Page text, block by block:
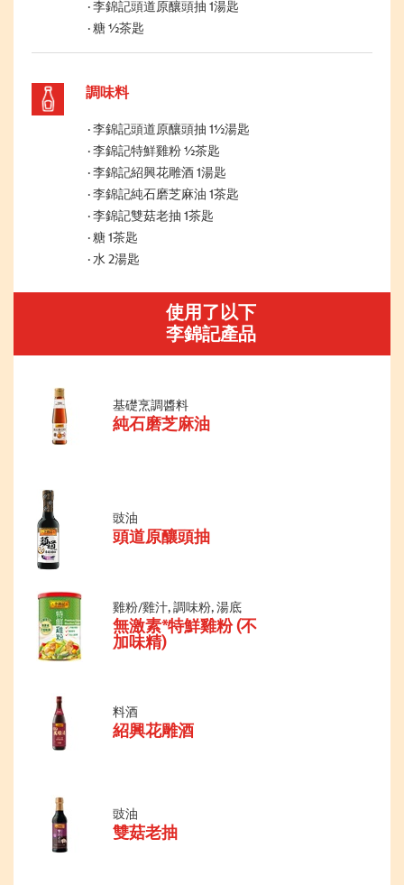
李錦記頭道原釀頭抽 1湯匙
糖 ½茶匙
調味料
李錦記頭道原釀頭抽 1½湯匙
李錦記特鮮雞粉 ½茶匙
李錦記紹興花雕酒 1湯匙
李錦記純石磨芝麻油 1茶匙
李錦記雙菇老抽 1茶匙
糖 1茶匙
水 2湯匙
使用了以下
李錦記產品
基礎烹調醬料
純石磨芝麻油
豉油
頭道原釀頭抽
雞粉/雞汁, 調味粉, 湯底
無激素*特鮮雞粉 (不
加味精)
料酒
紹興花雕酒
豉油
雙菇老抽